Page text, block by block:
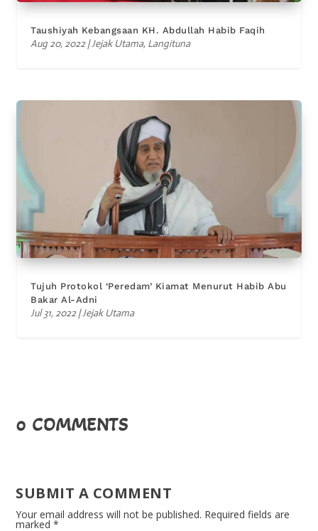
Taushiyah Kebangsaan KH. Abdullah Habib Faqih
Aug 20, 2022|Jejak Utama, Langituna
Tujuh Protokol ‘Peredam’ Kiamat Menurut Habib Abu
Bakar Al-Adni
Jul 31, 2022|Jejak Utama
0 COMMENTS
SUBMIT A COMMENT
Your email address will not be published. Required fields are
marked*